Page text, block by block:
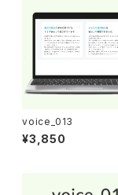
voice_013
¥3,850